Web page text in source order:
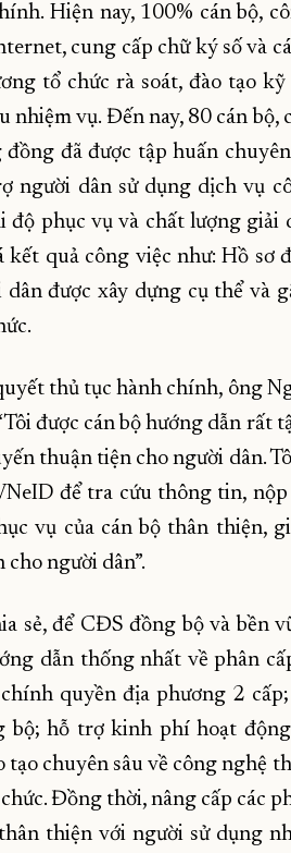
Hiện nay, 100% cán bộ,
cung cấp chữ ký số và
tổ chức rà soát, đào tạo
nhiệm vụ. Đến nay, 80 cán
đã được tập huấn
người dân sử dụng dịch vụ
độ phục vụ và chất lượng giải
kết quả công việc như: Hồ sơ
được xây dựng cụ thể và
thủ tục hành chính, ông
được cán bộ hướng dẫn rất
thuận tiện cho người dân.
để tra cứu thông tin,
vụ của cán bộ thân thiện,
người dân”.
sẻ, để CĐS đồng bộ và bền
dẫn thống nhất về phân
quyền địa phương 2
bộ; hỗ trợ kinh phí hoạt
chuyên sâu về công nghệ
Đồng thời, nâng cấp các
thiện với người sử dụng